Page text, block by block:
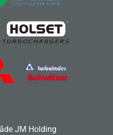
JM Holding